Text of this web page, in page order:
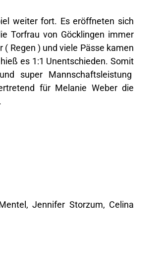
weiter fort. Es eröffneten sich
Torfrau von Göcklingen immer
Regen ) und viele Pässe kamen
es 1:1 Unentschieden. Somit
super Mannschaftsleistung
für Melanie Weber die
Jennifer Storzum, Celina